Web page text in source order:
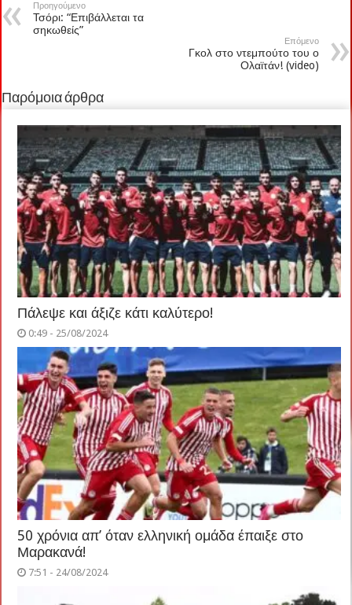
Προηγούμενο
Τσόρι: “Επιβάλλεται τα
σηκωθείς”
Επόμενο
Γκολ στο ντεμπούτο του ο
Ολαϊτάν! (video)
Παρόμοια άρθρα
Πάλεψε και άξιζε κάτι καλύτερο!
0:49 - 25/08/2024
50 χρόνια απ’ όταν ελληνική ομάδα έπαιξε στο
Μαρακανά!
7:51 - 24/08/2024